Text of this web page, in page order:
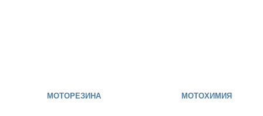
МОТОРЕЗИНА МОТОХИМИЯ